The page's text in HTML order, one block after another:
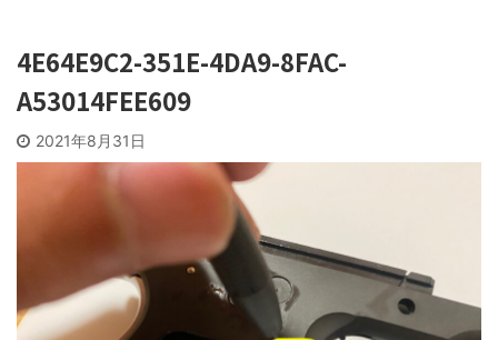
4E64E9C2-351E-4DA9-8FAC-
A53014FEE609
2021年8月31日